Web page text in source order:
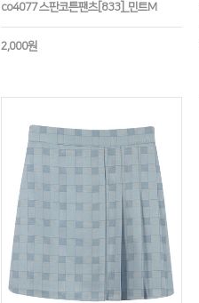
co4077 스판코튼팬츠[833]_민트M
2,000원